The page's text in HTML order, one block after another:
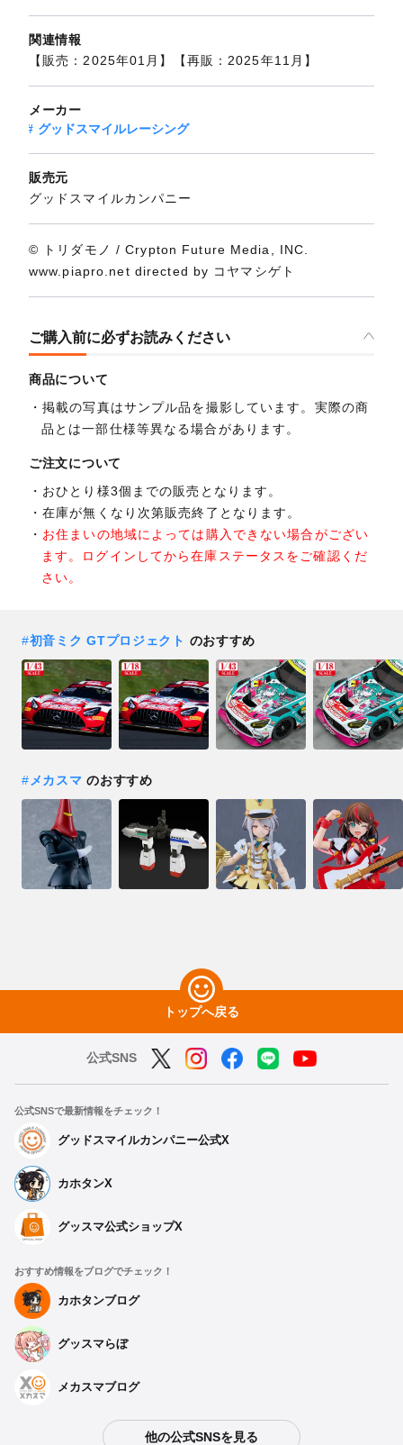
関連情報
【販売：2025年01月】【再販：2025年11月】
メーカー
グッドスマイルレーシング
販売元
グッドスマイルカンパニー
© トリダモノ / Crypton Future Media, INC.
www.piapro.net directed by コヤマシゲト
ご購入前に必ずお読みください
商品について
掲載の写真はサンプル品を撮影しています。実際の商
品とは一部仕様等異なる場合があります。
ご注文について
おひとり様3個までの販売となります。
在庫が無くなり次第販売終了となります。
お住まいの地域によっては購入できない場合がござい
ます。ログインしてから在庫ステータスをご確認くだ
さい。
#初音ミク GTプロジェクト のおすすめ
# メカスマ のおすすめ
トップへ戻る
公式SNS
公式SNSで最新情報をチェック！
グッドスマイルカンパニー公式X
カホタンX
グッスマ公式ショップX
おすすめ情報をブログでチェック！
カホタンブログ
グッスマらぼ
メカスマブログ
他の公式SNSを見る